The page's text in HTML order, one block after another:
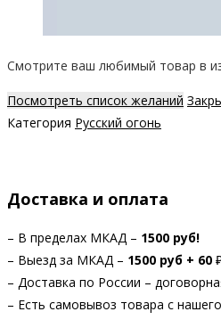
Смотрите ваш любимый товар в
Посмотреть список желаний
Категория Русский огонь
Доставка и оплата
– В пределах МКАД – 1500 руб!
– Выезд за МКАД – 1500 руб + 60
– Доставка по России –
– Есть самовывоз товара с